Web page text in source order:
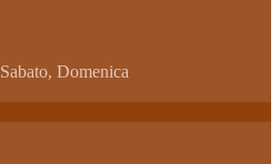
Domenica